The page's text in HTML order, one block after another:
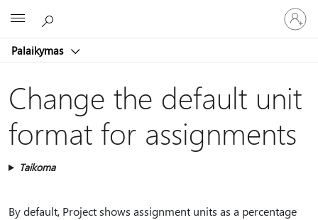
Palaikymas
prie
paskyros
Change the default unit
format for assignments
Taikoma
By default, Project shows assignment units as a percentage